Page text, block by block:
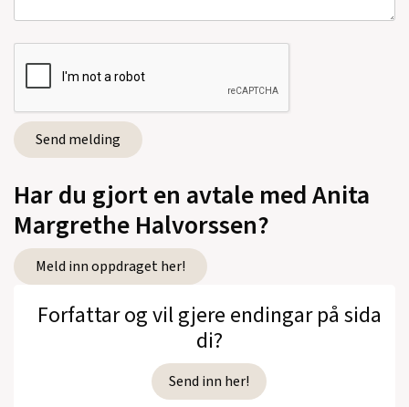
Har du gjort en avtale med Anita
Margrethe Halvorssen?
Meld inn oppdraget her!
Forfattar og vil gjere endingar på sida
di?
Send inn her!